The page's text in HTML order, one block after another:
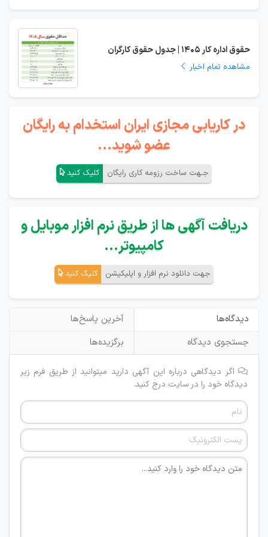
حقوق اداره کار 1405 | جدول حقوق کارگران
مشاهده تمام اخبار
در کاریابی مجازی ایران استخدام به رایگان
عضو شوید...
جـهت ساخت رزومه کاری رایگان کلیک کنید
دریافت آگهی ها از طریق نرم افزار موبایل و
کامپیوتر...
جهت دانلود نرم افزار و اپلیکیشن کلیک کنید
دیدگاه‌ها
آخرین پاسخ‌ها
جستجوی دیدگاه
برگزیده‌ها
اگر دیدگاهی درباره این آگهی دارید میتوانید از طریق فرم زیر
دیدگاه خود را در سایت درج کنید.